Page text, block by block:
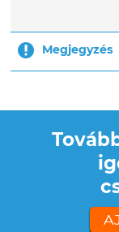
Megjegyzés